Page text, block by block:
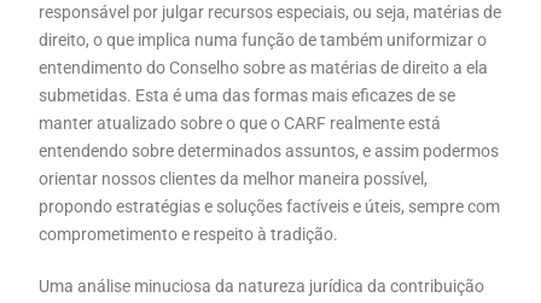
responsável por julgar recursos especiais, ou seja, matérias de
direito, o que implica numa função de também uniformizar o
entendimento do Conselho sobre as matérias de direito a ela
submetidas. Esta é uma das formas mais eficazes de se
manter atualizado sobre o que o CARF realmente está
entendendo sobre determinados assuntos, e assim podermos
orientar nossos clientes da melhor maneira possível,
propondo estratégias e soluções factíveis e úteis, sempre com
comprometimento e respeito à tradição.
Uma análise minuciosa da natureza jurídica da contribuição